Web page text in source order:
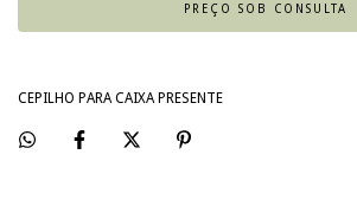
CEPILHO PARA CAIXA PRESENTE